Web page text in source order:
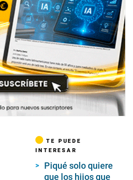
TE PUEDE
INTERESAR
Piqué solo quiere
que los hijos que